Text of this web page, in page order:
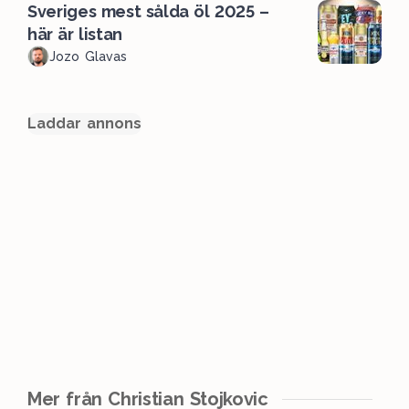
Sveriges mest sålda öl 2025 –
här är listan
Jozo Glavas
Laddar annons
Mer från Christian Stojkovic